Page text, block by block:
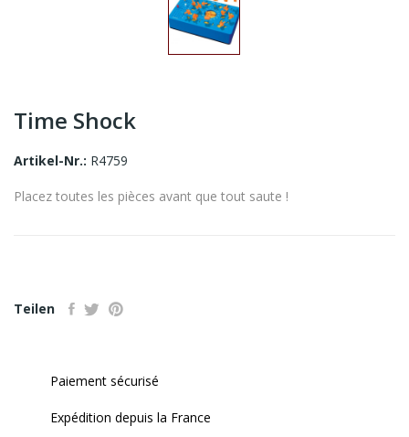
Time Shock
Artikel-Nr.: R4759
Placez toutes les pièces avant que tout saute !
Teilen
Paiement sécurisé
Expédition depuis la France